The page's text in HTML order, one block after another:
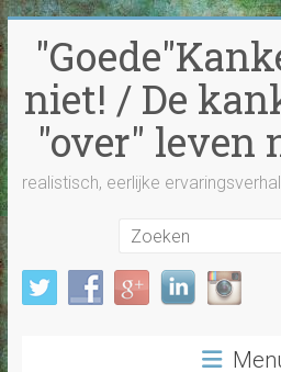
Ga
naar
inhoud
niet! / De
"over" leven
realistisch, eerlijke